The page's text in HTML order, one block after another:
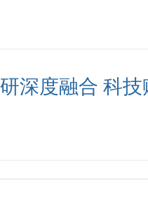
深度融合 科